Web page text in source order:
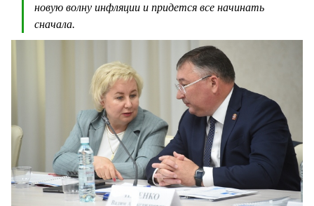
новую волну инфляции и придется все начинать
сначала.